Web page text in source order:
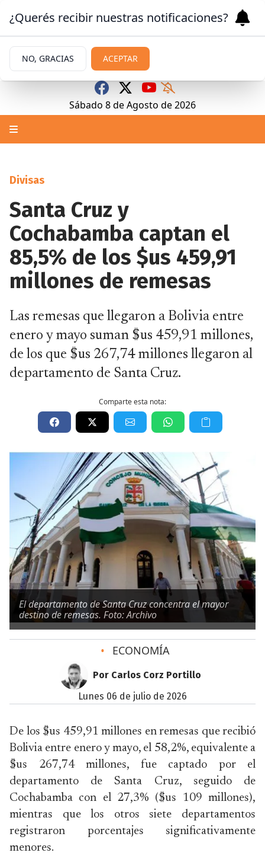
Sábado 8deAgosto de 2026
Divisas
Santa Cruz y
Cochabamba captan el
85,5% de los $us 459,91
millones de remesas
Las remesas que llegaron a Bolivia entre
enero y mayo suman $us 459,91 millones,
de los que $us 267,74 millones llegaron al
departamento de Santa Cruz.
Comparte esta nota:
El departamento de Santa Cruz concentra el mayor
destino de remesas. Foto: Archivo
• ECONOMÍA
Por Carlos Corz Portillo
lunes 06 de julio de 2026
De los $us 459,91 millones en remesas que recibió
Bolivia entre enero y mayo, el 58,2%, equivalente a
$us 267,74 millones, fue captado por el
departamento de Santa Cruz, seguido de
Cochabamba con el 27,3% ($us 109 millones),
mientras que los otros siete departamentos
registraron porcentajes significativamente
menores.
¿Querés recibir nuestras notificaciones?
NO, GRACIAS ACEPTAR